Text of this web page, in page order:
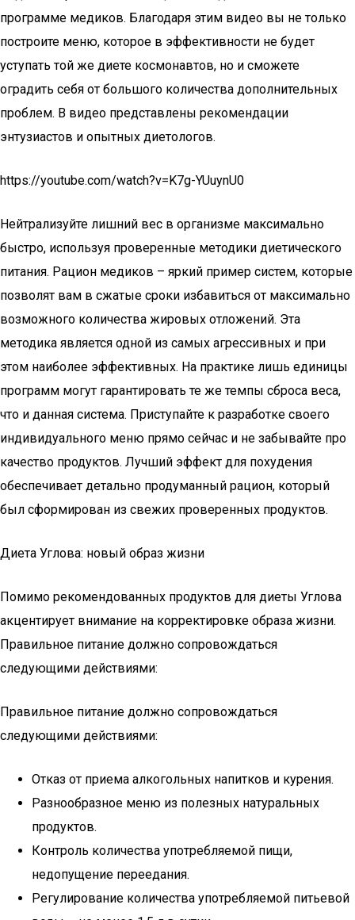
программе медиков. Благодаря этим видео вы не только
построите меню, которое в эффективности не будет
уступать той же диете космонавтов, но и сможете
оградить себя от большого количества дополнительных
проблем. В видео представлены рекомендации
энтузиастов и опытных диетологов.
https://youtube.com/watch?v=K7g-YUuynU0
Нейтрализуйте лишний вес в организме максимально
быстро, используя проверенные методики диетического
питания. Рацион медиков – яркий пример систем, которые
позволят вам в сжатые сроки избавиться от максимально
возможного количества жировых отложений. Эта
методика является одной из самых агрессивных и при
этом наиболее эффективных. На практике лишь единицы
программ могут гарантировать те же темпы сброса веса,
что и данная система. Приступайте к разработке своего
индивидуального меню прямо сейчас и не забывайте про
качество продуктов. Лучший эффект для похудения
обеспечивает детально продуманный рацион, который
был сформирован из свежих проверенных продуктов.
Диета Углова: новый образ жизни
Помимо рекомендованных продуктов для диеты Углова
акцентирует внимание на корректировке образа жизни.
Правильное питание должно сопровождаться
следующими действиями:
Правильное питание должно сопровождаться
следующими действиями:
Отказ от приема алкогольных напитков и курения.
Разнообразное меню из полезных натуральных
продуктов.
Контроль количества употребляемой пищи,
недопущение переедания.
Регулирование количества употребляемой питьевой